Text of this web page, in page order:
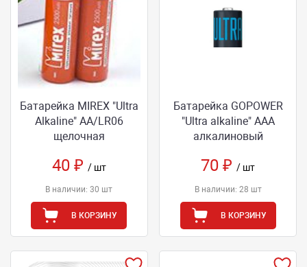
Батарейка MIREX "Ultra
Alkaline" АА/LR06
щелочная
40 ₽ / шт
В наличии: 30 шт
В КОРЗИНУ
Батарейка GOPOWER
"Ultra alkaline" АAА
алкалиновый
70 ₽/ шт
В наличии: 28 шт
В КОРЗИНУ